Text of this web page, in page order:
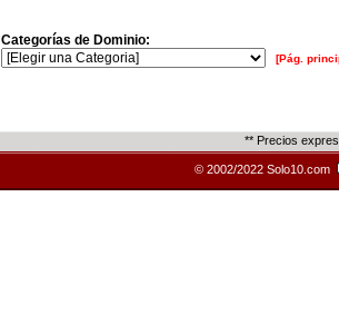
Categorías de Dominio:
[Pág.
** Precios
© 2002/2022 Solo10.com